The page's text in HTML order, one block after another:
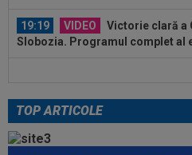
19:19 VIDEO
Victorie clară a
Slobozia. Programul complet al
Ce se întâmplă cu Denis
20:02 VIDEO
Unirea
Scorul final a fost stabilit de o...
TOP ARTICOLE